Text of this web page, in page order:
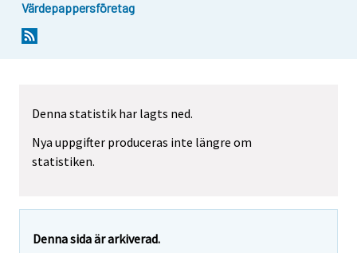
Värdepappersföretag
Denna statistik har lagts ned.
Nya uppgifter produceras inte längre om
statistiken.
Denna sida är arkiverad.